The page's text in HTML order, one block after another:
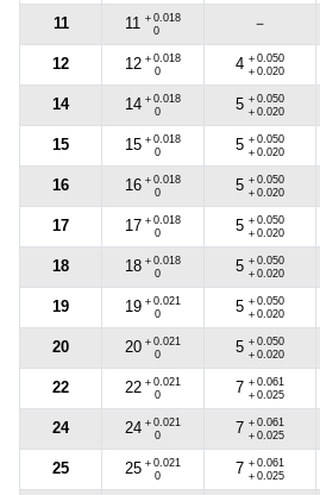
11 11 ＋0.018
0
－
12 12 ＋0.018
0
4 ＋0.050
＋0.020
14 14 ＋0.018
0
5 ＋0.050
＋0.020
15 15 ＋0.018
0
5 ＋0.050
＋0.020
16 16 ＋0.018
0
5 ＋0.050
＋0.020
17 17 ＋0.018
0
5 ＋0.050
＋0.020
18 18 ＋0.018
0
5 ＋0.050
＋0.020
19 19 ＋0.021
0
5 ＋0.050
＋0.020
20 20 ＋0.021
0
5 ＋0.050
＋0.020
22 22 ＋0.021
0
7 ＋0.061
＋0.025
24 24 ＋0.021
0
7 ＋0.061
＋0.025
25 25 ＋0.021
0
7 ＋0.061
＋0.025